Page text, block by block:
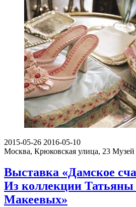
2015-05-26 2016-05-10
Москва, Крюковская улица, 23 Музей
Выставка «Дамское
Из коллекции Татьяны
Макеевых»